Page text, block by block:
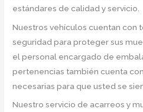
estándares de calidad y servicio.
Nuestros vehículos cuentan con
seguridad para proteger sus
el personal encargado de
pertenencias también cuenta
necesarias para que usted se
Nuestro servicio de acarreos y